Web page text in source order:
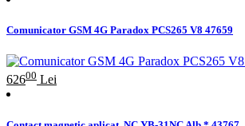
Comunicator GSM 4G Paradox PCS265 V8 47659
62600 Lei